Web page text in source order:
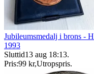
Jubileumsmedalj i brons -
1993
Sluttid13 aug 18:13.
Pris:99 kr,Utropspris.